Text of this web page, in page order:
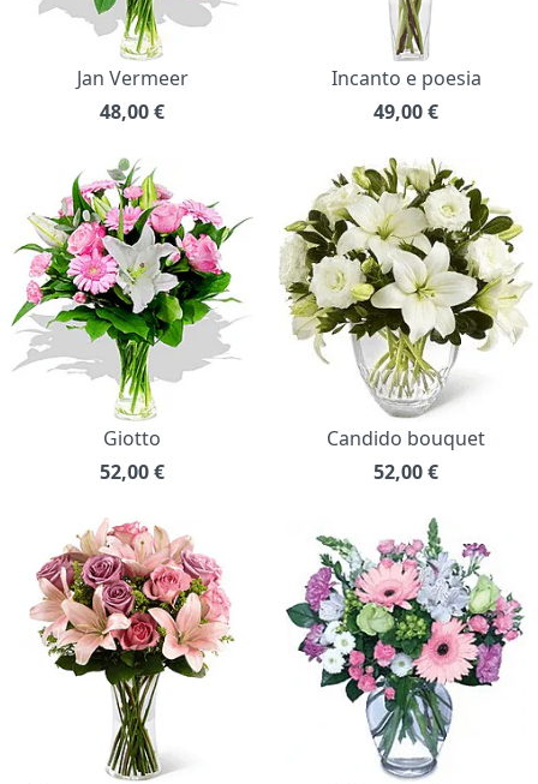
Jan Vermeer
48,00€
Incanto e poesia
49,00€
Giotto
52,00€
Candido bouquet
52,00€